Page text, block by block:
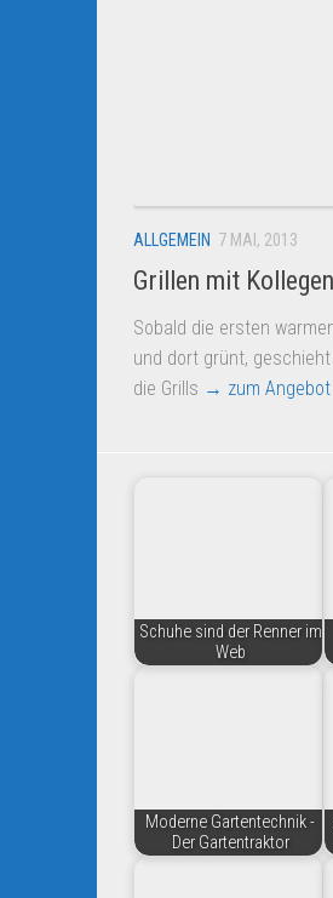
ALLGEMEIN 7 MAI, 2013
Grillen mit
Sobald die ersten
und dort grünt,
die Grills → zum Angebot
Schuhe sind der Renner im
Web
Moderne Gartentechnik -
Der Gartentraktor